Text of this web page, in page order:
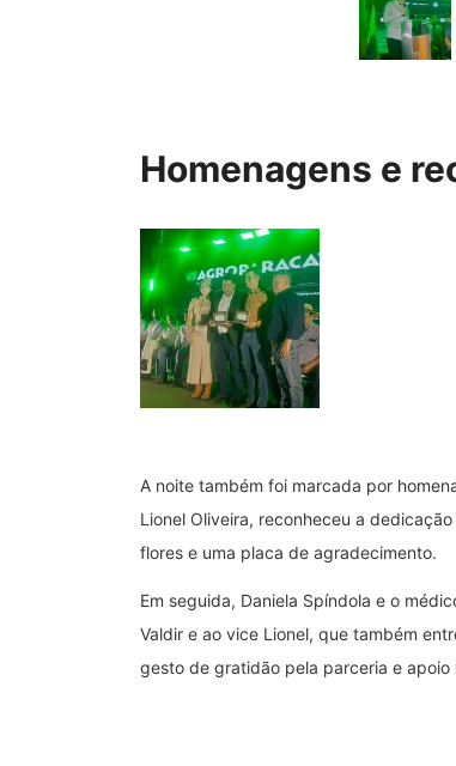
Homenagens e
A noite também foi marcada por
Lionel Oliveira, reconheceu a
flores e uma placa de agradecimento.
Em seguida, Daniela Spíndola e o
Valdir e ao vice Lionel, que também
gesto de gratidão pela parceria e